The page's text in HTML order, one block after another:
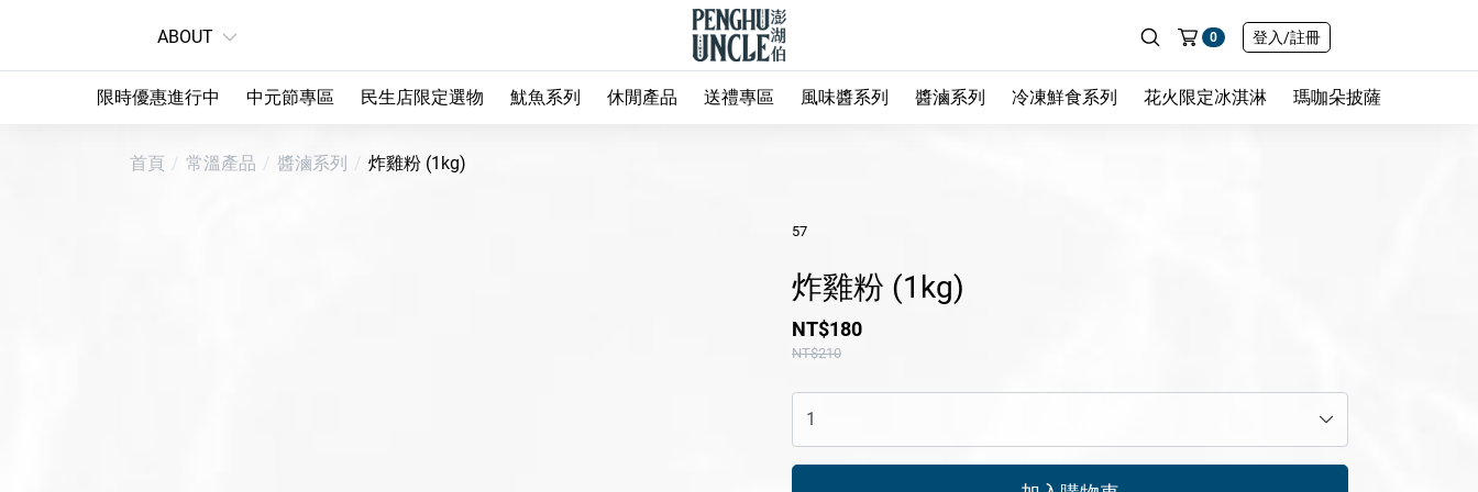
ABOUT 0 登入 /註冊
限時優惠進行中 中元節專區 民生店限定選物 魷魚系列 休閒產品 送禮專區 風味醬系列 醬滷系列 冷凍鮮食系列 花火限定冰淇淋 瑪咖朵披薩
首頁 常溫產品 醬滷系列 炸雞粉 (1kg)
57
炸雞粉 (1kg)
NT$180
NT$210